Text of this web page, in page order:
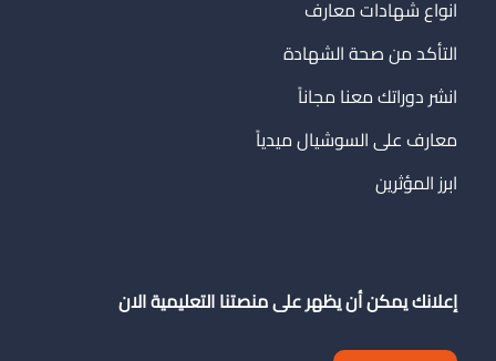
انواع شهادات معارف
التأكد من صحة الشهادة
انشر دوراتك معنا مجاناً
معارف على السوشيال ميدياً
ابرز المؤثرين
إعلانك يمكن أن يظهر على منصتنا التعليمية الان